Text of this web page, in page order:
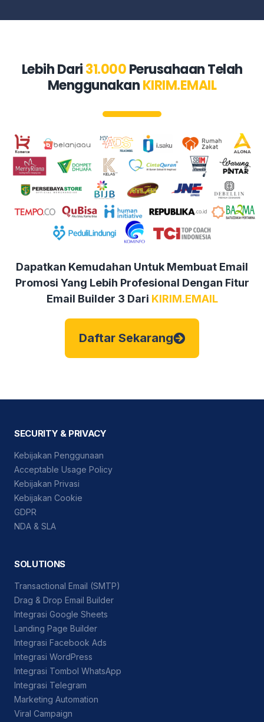
Lebih Dari31.000Perusahaan Telah
MenggunakanKIRIM.EMAIL
Dapatkan Kemudahan Untuk Membuat Email
Promosi Yang Lebih Profesional Dengan Fitur
Email Builder 3 Dari KIRIM.EMAIL
Daftar Sekarang
SECURITY & PRIVACY
Kebijakan Penggunaan
Acceptable Usage Policy
Kebijakan Privasi
Kebijakan Cookie
GDPR
NDA & SLA
SOLUTIONS
Transactional Email (SMTP)
Drag & Drop Email Builder
Integrasi Google Sheets
Landing Page Builder
Integrasi Facebook Ads
Integrasi WordPress
Integrasi Tombol WhatsApp
Integrasi Telegram
Marketing Automation
Viral Campaign